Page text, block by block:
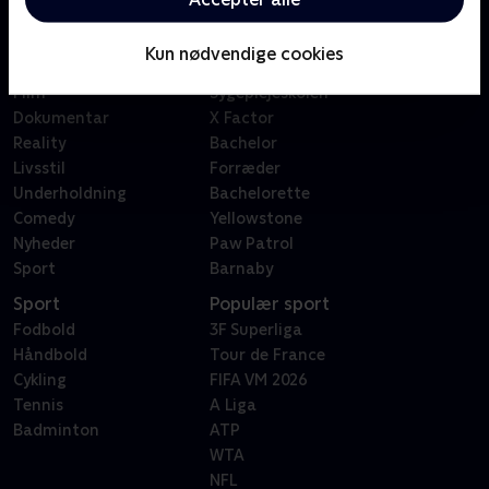
Kun nødvendige cookies
Kategorier
Film
Dokumentar
Reality
Livsstil
Underholdning
Comedy
Nyheder
Sport
Badehotellet
Sygeplejeskolen
X Factor
Bachelor
Forræder
Bachelorette
Yellowstone
Paw Patrol
Barnaby
Sport
Fodbold
Håndbold
Cykling
Tennis
Badminton
Populær sport
3F Superliga
Tour de France
FIFA VM 2026
A Liga
ATP
WTA
NFL